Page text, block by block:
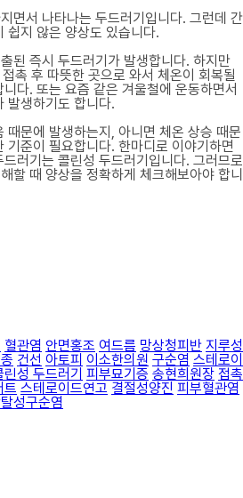
면서 나타나는 두드러기입니다. 그런데 간
쉽지 않은 양상도 있습니다.
된 즉시 두드러기가 발생합니다. 하지만
촉 후 따뜻한 곳으로 와서 체온이 회복될
다. 또는 요즘 같은 겨울철에 운동하면서
발생하기도 합니다.
때문에 발생하는지, 아니면 체온 상승 때문
기준이 필요합니다. 한마디로 이야기하면
러기는 콜린성 두드러기입니다. 그러므로
할 때 양상을 정확하게 체크해보아야 합니
혈관염 안면홍조 여드름 망상청피반 지루성
건선 아토피 이소한의원 구순염 스테로이
린성 두드러기 피부묘기증 송현희원장 접촉
트 스테로이드연고 결절성양진 피부혈관염
성구순염